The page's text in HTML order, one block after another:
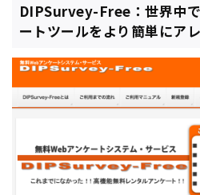
DIPSurvey-Free：世界中
ートツールをより簡単にア